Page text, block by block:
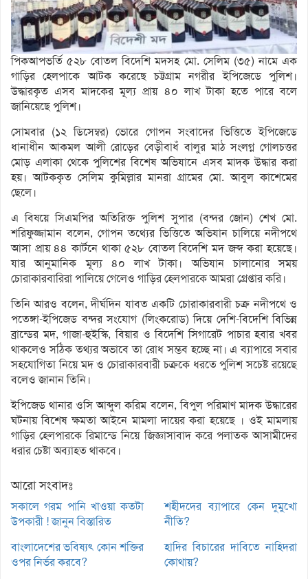
পিকআপভর্তি ৫২৮ বোতল বিদেশি মদসহ মো. সেলিম (৩৫) নামে এক
গাড়ির হেলপাকে আটক করেছে চট্টগ্রাম নগরীর ইপিজেডে পুলিশ।
উদ্ধারকৃত এসব মাদকের মূল্য প্রায় ৪০ লাখ টাকা হতে পারে বলে
জানিয়েছে পুলিশ।
সোমবার (১২ ডিসেম্বর) ভোরে গোপন সংবাদের ভিত্তিতে ইপিজেডে
ধানাধীন আকমল আলী রোড়ের বেড়ীবাধঁ বালুর মাঠ সংলগ্ন গোলচত্তর
মোড় এলাকা থেকে পুলিশের বিশেষ অভিযানে এসব মাদক উদ্ধার করা
হয়। আটককৃত সেলিম কুমিল্লার মানরা গ্রামের মো. আবুল কাশেমের
ছেলে।
এ বিষয়ে সিএমপির অতিরিক্ত পুলিশ সুপার (বন্দর জোন) শেখ মো.
শরিফুজ্জামান বলেন, গোপন তথ্যের ভিত্তিতে অভিযান চালিয়ে নদীপথে
আসা প্রায় ৪৪ কার্টনে থাকা ৫২৮ বোতল বিদেশি মদ জব্দ করা হয়েছে।
যার আনুমানিক মূল্য ৪০ লাখ টাকা। অভিযান চালানোর সময়
চোরাকারবারিরা পালিয়ে গেলেও গাড়ির হেলপারকে আমরা গ্রেপ্তার করি।
তিনি আরও বলেন, দীর্ঘদিন যাবত একটি চোরাকারবারী চক্র নদীপথে ও
পতেঙ্গা-ইপিজেড বন্দর সংযোগ (লিংকরোড) দিয়ে দেশি-বিদেশি বিভিন্ন
ব্রান্ডের মদ, গাজা-হুইস্কি, বিয়ার ও বিদেশি সিগারেট পাচার হবার খবর
থাকলেও সঠিক তথ্যর অভাবে তা রোধ সম্ভব হচ্ছে না। এ ব্যাপারে সবার
সহযোগিতা নিয়ে মদ ও চোরাকারবারী চক্রকে ধরতে পুলিশ সচেষ্ট রয়েছে
বলেও জানান তিনি।
ইপিজেড থানার ওসি আব্দুল করিম বলেন, বিপুল পরিমাণ মাদক উদ্ধারের
ঘটনায় বিশেষ ক্ষমতা আইনে মামলা দায়ের করা হয়েছে । ওই মামলায়
গাড়ির হেলপারকে রিমান্ডে নিয়ে জিজ্ঞাসাবাদ করে পলাতক আসামীদের
ধরার চেষ্টা অব্যাহত থাকবে।
আরো সংবাদঃ
সকালে গরম পানি খাওয়া কতটা
উপকারী ! জানুন বিস্তারিত
শহীদদের ব্যাপারে কেন দুমুখো
নীতি?
বাংলাদেশের ভবিষ্যৎ কোন শক্তির
ওপর নির্ভর করবে?
হাদির বিচারের দাবিতে নাহিদরা
কোথায়?